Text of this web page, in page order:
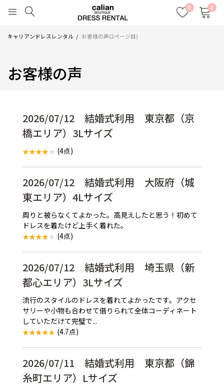
0 0
キャリアンドレスレンタル お客様の声(2ページ目)
お客様の声
2026/07/12 結婚式利用 東京都（京
橋エリア）3Lサイズ
(4点)
2026/07/12 結婚式利用 大阪府（城
東エリア）4Lサイズ
周りと被らなくてよかった。高見えしたと思う！初めて
ドレスを着たけど上手く着れた。
(4点)
2026/07/12 結婚式利用 埼玉県（新
都心エリア）3Lサイズ
流行のスタイルのドレスを着れてよかったです。アクセ
サリーや小物も合わせて借りられて全体コーディネート
していただけて完璧で...
(4.7点)
2026/07/11 結婚式利用 東京都（錦
糸町エリア）Lサイズ